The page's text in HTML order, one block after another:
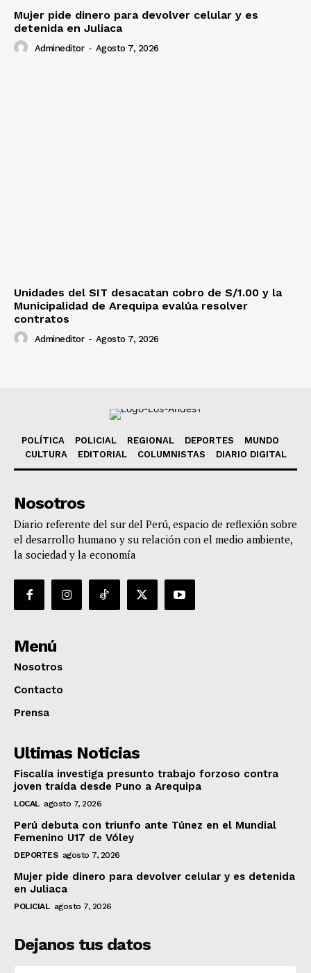
Mujer pide dinero para devolver celular y es
detenida en Juliaca
Admineditor - Agosto 7, 2026
Unidades del SIT desacatan cobro de S/1.00 y la
Municipalidad de Arequipa evalúa resolver
contratos
Admineditor - Agosto 7, 2026
POLÍTICA POLICIAL REGIONAL DEPORTES
MUNDO
CULTURA
EDITORIAL COLUMNISTAS DIARIO DIGITAL
Nosotros
Diario referente del sur del Perú, espacio de reflexión sobre
el desarrollo humano y su relación con el medio ambiente,
la sociedad y la economía
Menú
Nosotros
Contacto
Prensa
Ultimas Noticias
Fiscalía investiga presunto trabajo forzoso contra
joven traída desde Puno a Arequipa
LOCAL agosto 7, 2026
Perú debuta con triunfo ante Túnez en el Mundial
Femenino U17 de Vóley
DEPORTES agosto 7, 2026
Mujer pide dinero para devolver celular y es detenida
en Juliaca
POLICIAL agosto 7, 2026
Dejanos tus datos